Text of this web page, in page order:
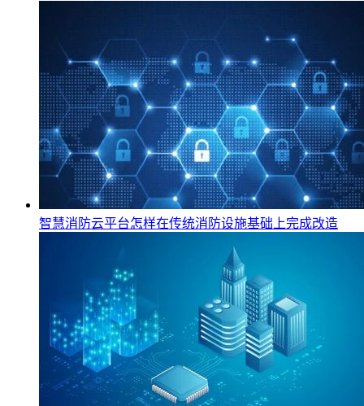
智慧消防云平台怎样在传统消防设施基础上完成改造